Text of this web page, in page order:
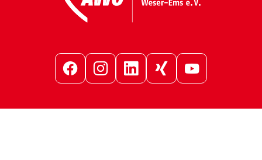
FacebookInstagramLinkedInXing YouTube